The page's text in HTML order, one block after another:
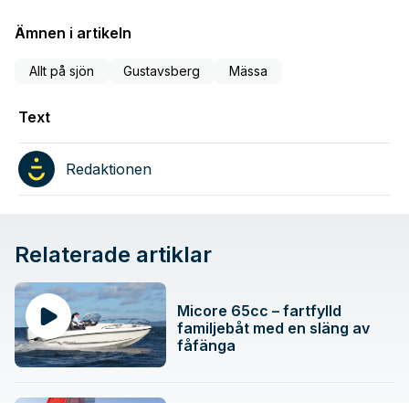
Ämnen i artikeln
Allt på sjön Gustavsberg Mässa
Text
Redaktionen
Relaterade artiklar
Micore 65cc – fartfylld
familjebåt med en släng av
fåfänga